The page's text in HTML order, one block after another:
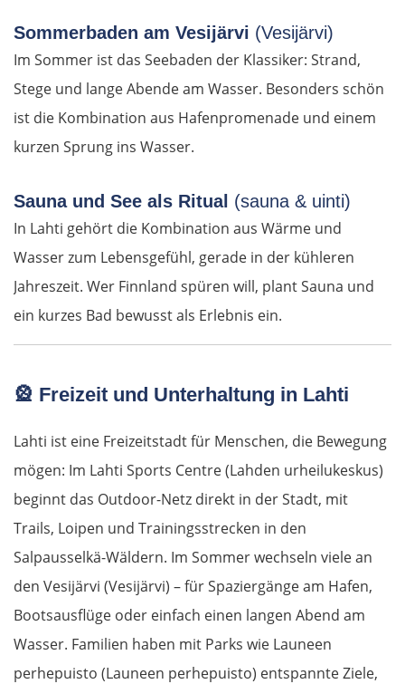
Sommerbaden am Vesijärvi (Vesijärvi)
Im Sommer ist das Seebaden der Klassiker: Strand,
Stege und lange Abende am Wasser. Besonders schön
ist die Kombination aus Hafenpromenade und einem
kurzen Sprung ins Wasser.
Sauna und See als Ritual (sauna & uinti)
In Lahti gehört die Kombination aus Wärme und
Wasser zum Lebensgefühl, gerade in der kühleren
Jahreszeit. Wer Finnland spüren will, plant Sauna und
ein kurzes Bad bewusst als Erlebnis ein.
🎡 Freizeit und Unterhaltung in Lahti
Lahti ist eine Freizeitstadt für Menschen, die Bewegung
mögen: Im Lahti Sports Centre (Lahden urheilukeskus)
beginnt das Outdoor-Netz direkt in der Stadt, mit
Trails, Loipen und Trainingsstrecken in den
Salpausselkä-Wäldern. Im Sommer wechseln viele an
den Vesijärvi (Vesijärvi) – für Spaziergänge am Hafen,
Bootsausflüge oder einfach einen langen Abend am
Wasser. Familien haben mit Parks wie Launeen
perhepuisto (Launeen perhepuisto) entspannte Ziele,
Spanien Nord
Zamora
Guadarrama
Madrid
Daroca
Saragossa
Tudela
Logroño
Vitoria-Gasteiz